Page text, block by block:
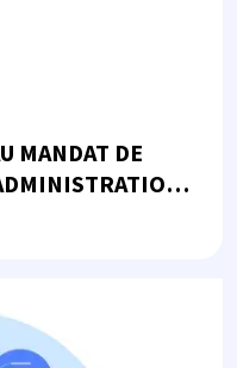
MANDAT DE